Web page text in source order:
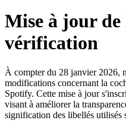
Mise à jour de
vérification
À compter du 28 janvier 2026,
modifications concernant la
Spotify. Cette mise à jour
visant à améliorer la
signification des libellés utilisés